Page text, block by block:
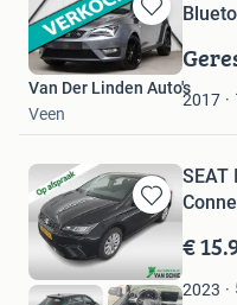
Bewaren
in
Mijn
Favorieten2017
Van Der Linden Auto's
Veen
Bewaren
in
Mijn
Favorieten
SEAT
€
2023